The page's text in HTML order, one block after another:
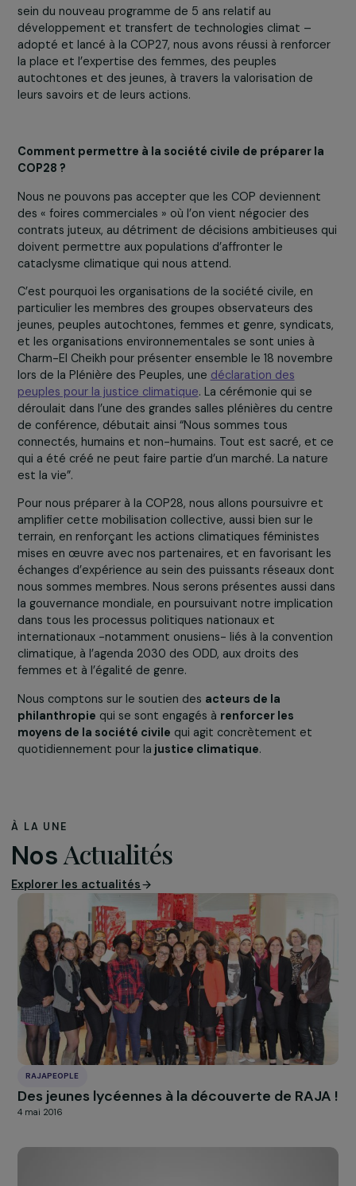
participation équitable des femmes aux processus de
décisions à tous les niveaux, l’urgence de soutenir une
transition juste et équitable pour tou.te.set de
des énergies fossiles, le besoin d’accéder à des
financements adéquats, centrés sur les droits humains.
Elles demandent aussi la réalisation de leurs
peuples et les femmes autochtones, afin qu’ils
puissent être sauvegardés en tant que solutions
climatiques essentielles.
Chaque jour à Charm-El-Cheikh, nous avons manifesté
contre les discours néocoloniaux sur les modèles de
développement importés et les solutions
ou encore la compensation « nette zéro » qui impacte
territoires autochtones sans avoir pu démontrer un
bénéfice réel en terme de réduction des émissions. Au
sein du nouveau programme de 5 ans relatif au
développement et transfert de technologies climat –
adopté et lancé à la COP27, nous avons réussi à
la place et l’expertise des femmes, des peuples
autochtones et des jeunes, à travers la valorisation de
leurs savoirs et de leurs actions.
Comment permettre à la société civile de préparer
COP28 ?
Nous ne pouvons pas accepter que les COP deviennent
des « foires commerciales » où l’on vient négocier des
contrats juteux, au détriment de décisions ambitieuses
doivent permettre aux populations d’affronter le
cataclysme climatique qui nous attend.
C’est pourquoi les organisations de la société civile, en
jeunes, peuples autochtones, femmes et genre,
et les organisations environnementales se sont unies à
Charm-El Cheikh pour présenter ensemble le 18
lors de la Plénière des Peuples, une
déclaration des
connectés, humains et non-humains. Tout est sacré, et
qui a été créé ne peut faire partie d’un marché. La
Pour nous préparer à la COP28, nous allons poursuivre
amplifier cette mobilisation collective, aussi bien sur le
terrain, en renforçant les actions climatiques féministes
mises en œuvre avec nos partenaires, et en favorisant
échanges d’expérience au sein des puissants réseaux
nous sommes membres. Nous serons présentes aussi
la gouvernance mondiale, en poursuivant notre
dans tous les processus politiques nationaux et
internationaux -notamment onusiens- liés à la
climatique, à l’agenda 2030 des ODD, aux droits des
femmes et à l’égalité de genre.
Nous comptons sur le soutien des
moyens de la société civile
qui agit concrètement et